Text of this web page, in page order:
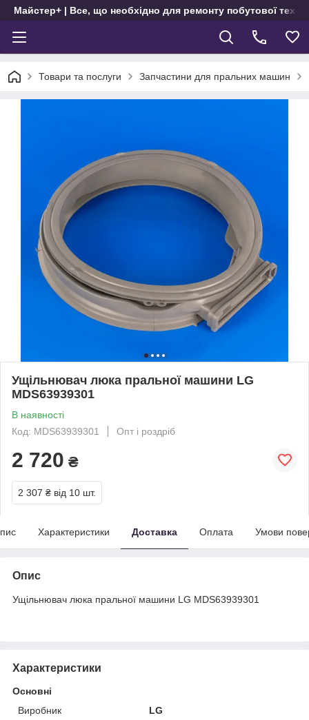
Майстер+ | Все, що необхідно для ремонту побутової
Товари та послуги Запчастини для пральних машин
Ущільнювач люка пральної машини LG
MDS63939301
В наявності
Код: MDS63939301
Опт і роздріб
2 720 ₴
2 307 ₴ від 10 шт.
Характеристики Доставка Оплата Умови
Опис
Ущільнювач люка пральної машини LG MDS63939301
Характеристики
Основні
Виробник
LG